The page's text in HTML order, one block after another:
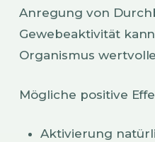
Anregung von
Gewebeaktivität
Organismus
Mögliche positive
Aktivierung